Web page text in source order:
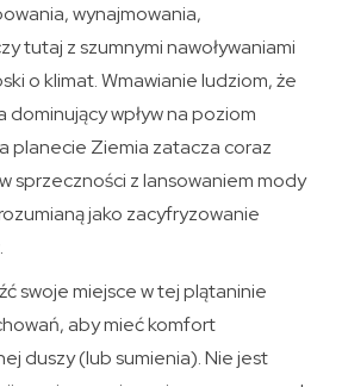
wynajmowania,
tutaj z szumnymi nawoływaniami
o klimat. Wmawianie ludziom, że
wpływ na poziom
planecie Ziemia zatacza coraz
sprzeczności z lansowaniem mody
jako zacyfryzowanie
swoje miejsce w tej plątaninie
aby mieć komfort
duszy (lub sumienia). Nie jest